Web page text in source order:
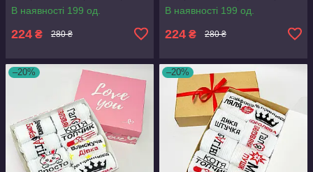
В наявності 199 од.
224 ₴ 280 ₴
В наявності 199 од.
224 ₴ 280 ₴
–20% –20%